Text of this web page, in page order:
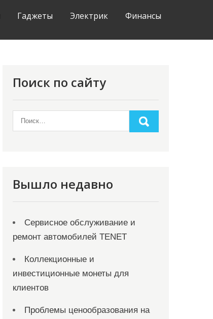
Гаджеты Электрик Финансы
Поиск по сайту
Вышло недавно
Сервисное обслуживание и
ремонт автомобилей TENET
Коллекционные и
инвестиционные монеты для
клиентов
Проблемы ценообразования на